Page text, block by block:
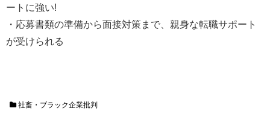
ートに強い!
・応募書類の準備から面接対策まで、親身な転職サポート
が受けられる
社畜・ブラック企業批判